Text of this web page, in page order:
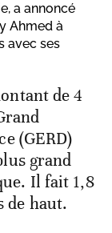
a annoncé
Ahmed à
avec ses
de 4
(GERD)
grand
Il fait 1,8
de haut.